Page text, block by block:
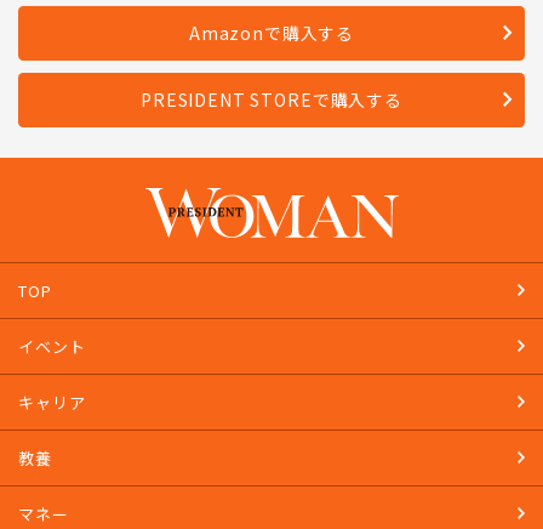
Amazonで購入する
PRESIDENT STOREで購入する
TOP
イベント
キャリア
教養
マネー